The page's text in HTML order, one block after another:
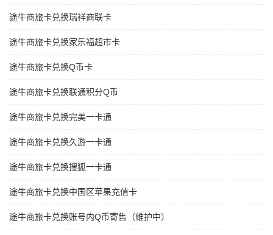
途牛商旅卡兑换瑞祥商联卡
途牛商旅卡兑换家乐福超市卡
途牛商旅卡兑换Q币卡
途牛商旅卡兑换联通积分Q币
途牛商旅卡兑换完美一卡通
途牛商旅卡兑换久游一卡通
途牛商旅卡兑换搜狐一卡通
途牛商旅卡兑换中国区苹果充值卡
途牛商旅卡兑换账号内Q币寄售（维护中）